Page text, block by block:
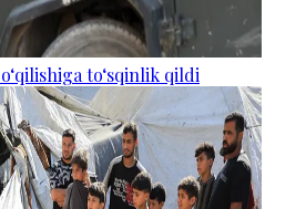
to‘sqinlik qildi